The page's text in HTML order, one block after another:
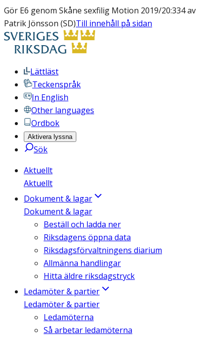
Gör E6 genom Skåne sexfilig Motion 2019/20:334 av
Patrik Jönsson (SD)Till innehåll på sidan
Lättläst
Teckenspråk
In English
Other languages
Ordbok
Aktivera lyssna
Sök
Aktuellt
Aktuellt
Dokument & lagar
Dokument & lagar
Beställ och ladda ner
Riksdagens öppna data
Riksdagsförvaltningens diarium
Allmänna handlingar
Hitta äldre riksdagstryck
Ledamöter & partier
Ledamöter & partier
Ledamöterna
Så arbetar ledamöterna